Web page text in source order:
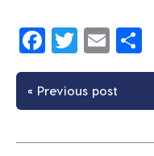
Facebook
Twitter
« Previous post